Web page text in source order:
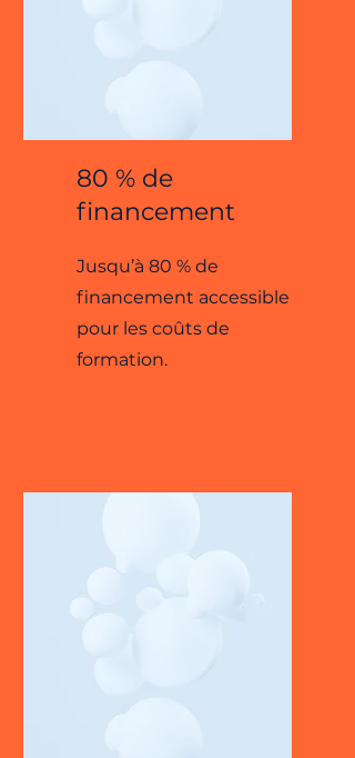
80 % de
financement
Jusqu’à 80 % de
financement accessible
pour les coûts de
formation​.